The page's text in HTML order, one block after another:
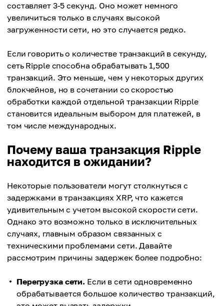
составляет 3-5 секунд. Оно может немного
увеличиться только в случаях высокой
загруженности сети, но это случается редко.
Если говорить о количестве транзакций в секунду,
сеть Ripple способна обрабатывать 1,500
транзакций. Это меньше, чем у некоторых других
блокчейнов, но в сочетании со скоростью
обработки каждой отдельной транзакции Ripple
становится идеальным выбором для платежей, в
том числе международных.
Почему ваша транзакция Ripple
находится в ожидании?
Некоторые пользователи могут столкнуться с
задержками в транзакциях XRP, что кажется
удивительным с учетом высокой скорости сети.
Однако это возможно только в исключительных
случаях, главным образом связанных с
техническими проблемами сети. Давайте
рассмотрим причины задержек более подробно:
Перегрузка сети. Если в сети одновременно
обрабатывается большое количество транзакций,